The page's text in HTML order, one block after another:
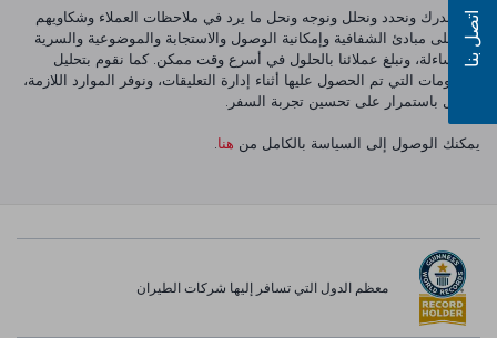
نحن ندرك ونحدد ونحلل ونوجه ونحل ما يرد في ملاحظات العملاء وشكاويهم
بناء على مبادئ الشفافية وإمكانية الوصول والاستجابة والموضوعية والسرية
والمساءلة، ونبلغ عملائنا بالحلول في أسرع وقت ممكن. كما نقوم بتحليل
المعلومات التي تم الحصول عليها أثناء إدارة التعليقات، ونوفر الموارد اللازمة،
ونعمل باستمرار على تحسين تجربة السفر.
يمكنك الوصول إلى السياسة بالكامل من هنا.
معظم الدول التي تسافر إليها شركات الطيران
اتصل بنا